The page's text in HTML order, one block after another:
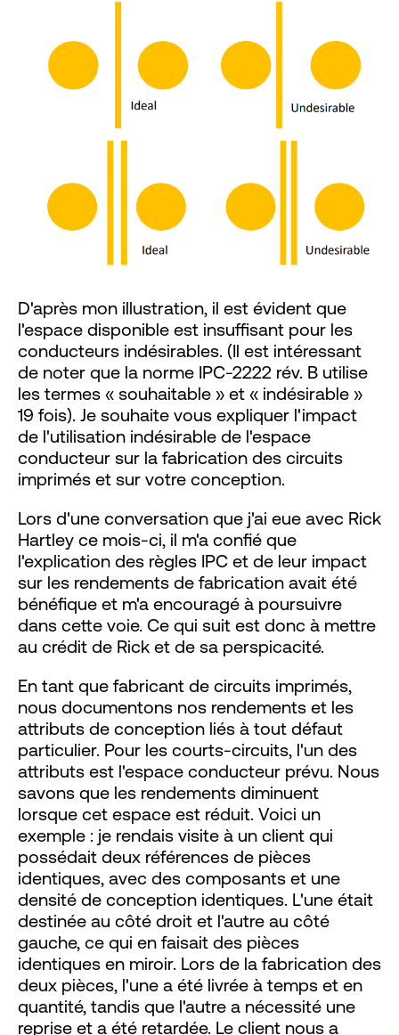
D'après mon illustration, il est évident que
l'espace disponible est insuffisant pour les
conducteurs indésirables. (Il est intéressant
de noter que la norme IPC-2222 rév. B utilise
les termes « souhaitable » et « indésirable »
19 fois). Je souhaite vous expliquer l'impact
de l'utilisation indésirable de l'espace
conducteur sur la fabrication des circuits
imprimés et sur votre conception.
Lors d'une conversation que j'ai eue avec Rick
Hartley ce mois-ci, il m'a confié que
l'explication des règles IPC et de leur impact
sur les rendements de fabrication avait été
bénéfique et m'a encouragé à poursuivre
dans cette voie. Ce qui suit est donc à mettre
au crédit de Rick et de sa perspicacité.
En tant que fabricant de circuits imprimés,
nous documentons nos rendements et les
attributs de conception liés à tout défaut
particulier. Pour les courts-circuits, l'un des
attributs est l'espace conducteur prévu. Nous
savons que les rendements diminuent
lorsque cet espace est réduit. Voici un
exemple : je rendais visite à un client qui
possédait deux références de pièces
identiques, avec des composants et une
densité de conception identiques. L'une était
destinée au côté droit et l'autre au côté
gauche, ce qui en faisait des pièces
identiques en miroir. Lors de la fabrication des
deux pièces, l'une a été livrée à temps et en
quantité, tandis que l'autre a nécessité une
reprise et a été retardée. Le client nous a